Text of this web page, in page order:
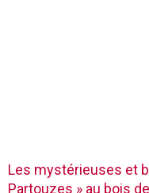
Les mystérieuses et
Partouzes » au bois